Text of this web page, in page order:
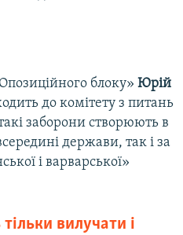
блоку» Юрій
до комітету з питань
заборони створюють в
держави, так і за
і варварської»
вилучати і